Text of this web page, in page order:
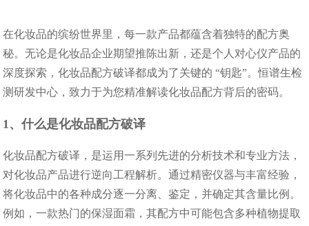
在化妆品的缤纷世界里，每一款产品都蕴含着独特的配方奥
秘。无论是化妆品企业期望推陈出新，还是个人对心仪产品的
深度探索，化妆品配方破译都成为了关键的 “钥匙”。恒谱生检
测研发中心，致力于为您精准解读化妆品配方背后的密码。​
1、什么是化妆品配方破译​
化妆品配方破译，是运用一系列先进的分析技术和专业方法，
对化妆品产品进行逆向工程解析。通过精密仪器与丰富经验，
将化妆品中的各种成分逐一分离、鉴定，并确定其含量比例。
例如，一款热门的保湿面霜，其配方中可能包含多种植物提取